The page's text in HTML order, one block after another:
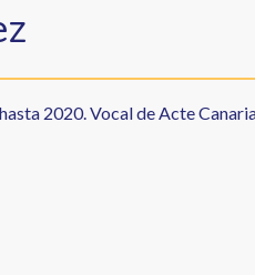
2020. Vocal de Acte